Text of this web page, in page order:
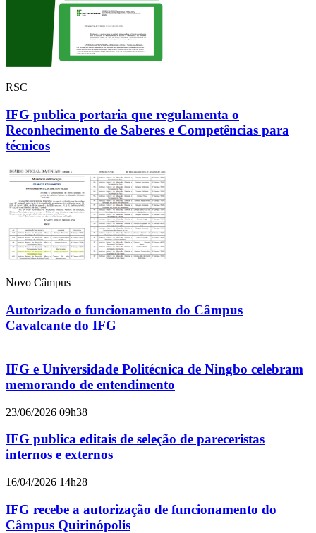
RSC
IFG publica portaria que regulamenta o
Reconhecimento de Saberes e Competências para
técnicos
Novo Câmpus
Autorizado o funcionamento do Câmpus
Cavalcante do IFG
IFG e Universidade Politécnica de Ningbo celebram
memorando de entendimento
23/06/2026 09h38
IFG publica editais de seleção de pareceristas
internos e externos
16/04/2026 14h28
IFG recebe a autorização de funcionamento do
Câmpus Quirinópolis